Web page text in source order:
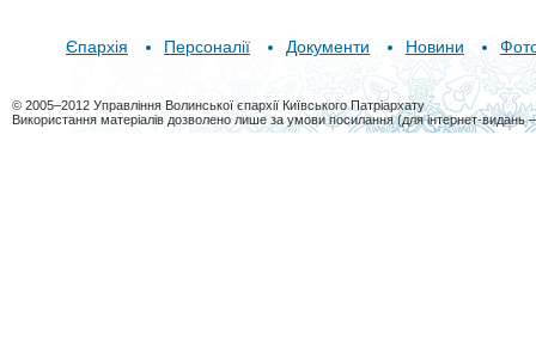
Єпархія Персоналії Документи Новини
© 2005–2012 Управління Волинської єпархії Київського Патріархату
Використання матеріалів дозволено лише за умови посилання (для інтернет-видань